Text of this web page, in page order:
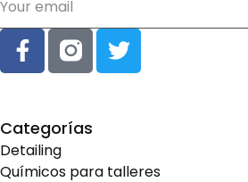
Categorías
Detailing
Químicos para talleres